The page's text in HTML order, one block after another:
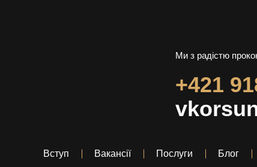
Ми з радістю
+421
Вступ Вакансії Послуги Блог